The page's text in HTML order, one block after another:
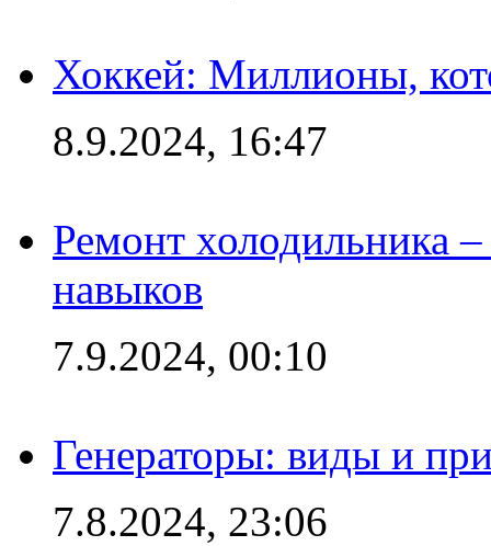
Хоккей: Миллионы,
8.9.2024, 16:47
Ремонт холодильника
навыков
7.9.2024, 00:10
Генераторы: виды и
7.8.2024, 23:06